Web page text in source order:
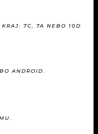
KRAJ: 7C, 7A NEBO 10D
ANDROID.